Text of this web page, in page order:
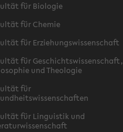
für Biologie
für Chemie
für Erziehungswissenschaft
für Geschichtswissenschaft,
und Theologie
für
für Linguistik und